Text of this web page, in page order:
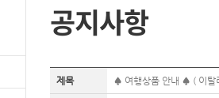
공지사항
제목 ♠ 여행상품 안내 ♠ ( 이탈